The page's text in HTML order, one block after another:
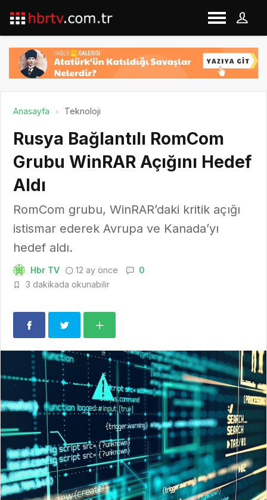
Anasayfa Teknoloji
Rusya Bağlantılı RomCom
Grubu WinRAR Açığını Hedef
Aldı
RomCom grubu, WinRAR’daki kritik açığı
istismar ederek Avrupa ve Kanada’yı
hedef aldı.
Hbr TV 12 ay önce
0
3 dakikada okunabilir